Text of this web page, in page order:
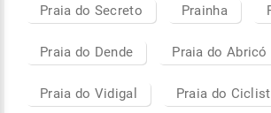
Praia do Secreto Prainha
Praia do Dende Praia do Abricó
Praia do Vidigal Praia do